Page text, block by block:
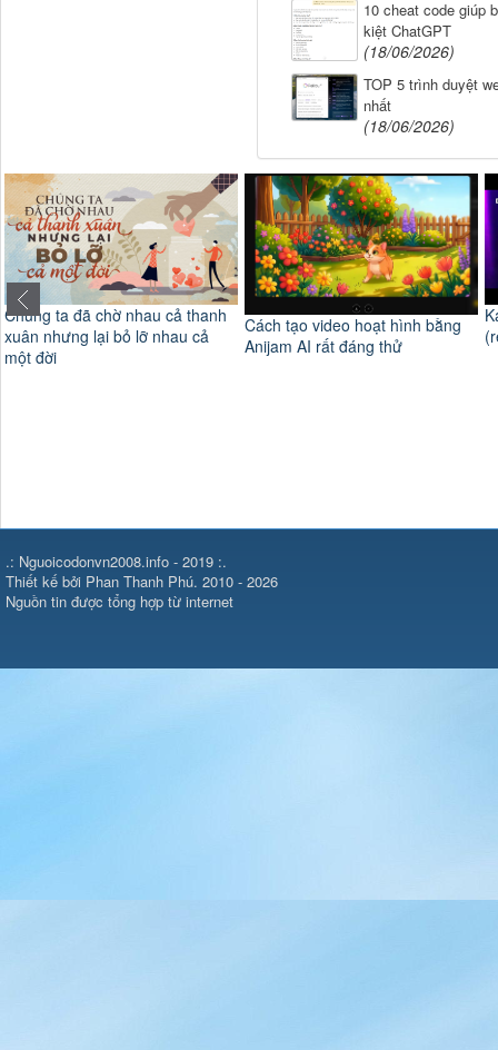
10 cheat code giúp
kiệt ChatGPT
(18/06/2026)
TOP 5 trình duyệt
nhất
(18/06/2026)
Cách tạo video hoạt hình bằng
Anijam AI rất đáng thử
Karaoke Bước qua nỗi đau
(remix) - Dương Triệu Dũng
.: Nguoicodonvn2008.info - 2019 :.
Thiết kế bởi Phan Thanh Phú. 2010 - 2026
Nguồn tin được tổng hợp từ internet